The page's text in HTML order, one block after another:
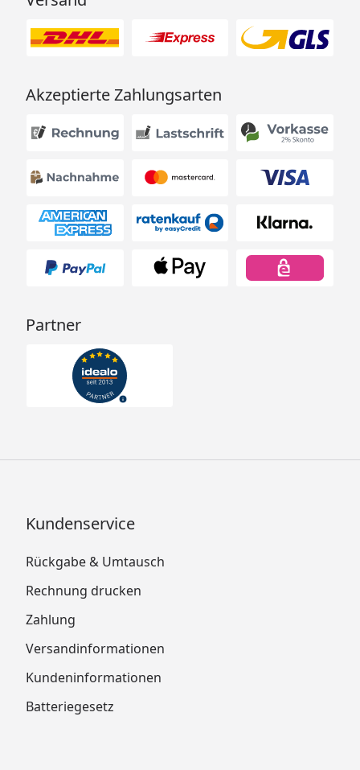
Akzeptierte Zahlungsarten
Partner
Kundenservice
Rückgabe & Umtausch
Rechnung drucken
Zahlung
Versandinformationen
Kundeninformationen
Batteriegesetz